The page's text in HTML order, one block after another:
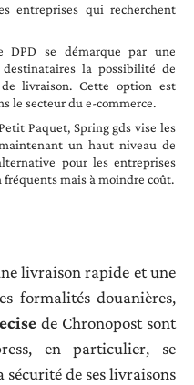
entreprises qui recherchent
DPD se démarque par une
la possibilité de
livraison. Cette option est
le secteur du e-commerce.
Paquet, Spring gds vise les
un haut niveau de
pour les entreprises
fréquents mais à moindre coût.
livraison rapide et une
formalités douanières,
de Chronopost sont
en particulier, se
de ses livraisons